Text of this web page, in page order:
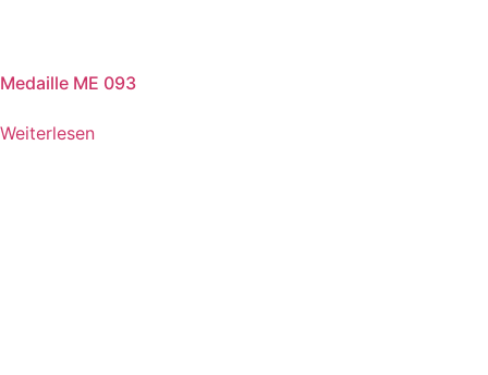
Medaille ME 093
Weiterlesen